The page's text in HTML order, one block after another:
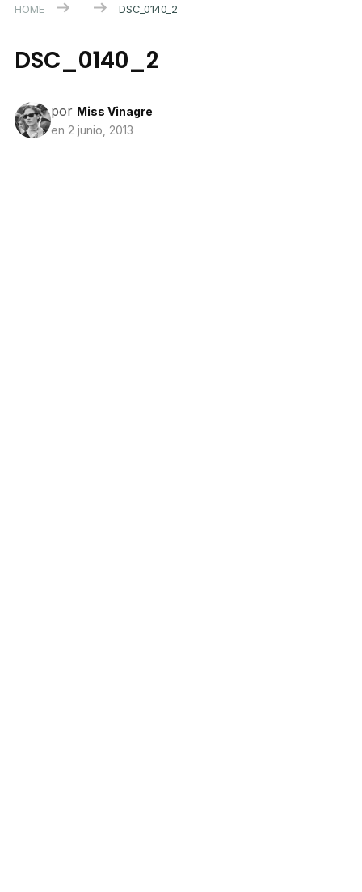
HOME DSC_0140_2
DSC_0140_2
por Miss Vinagre
en 2 junio, 2013